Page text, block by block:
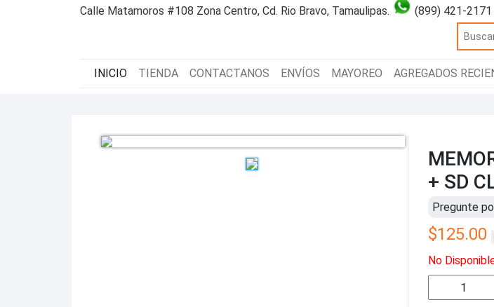
Calle Matamoros #108 Zona Centro, Cd. Rio Bravo, Tamaulipas. (899) 421-2171
INICIO TIENDA CONTACTANOS ENVÍOS MAYOREO AGREGADOS
+ SD
Pregunte
$125.00
No